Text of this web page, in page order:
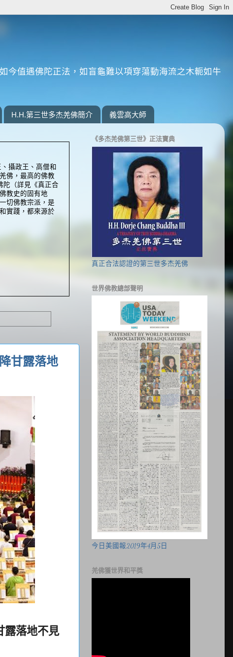
今值遇佛陀正法，如盲龜難以項穿蕩動海流之木軛如牛
H.H.第三世多杰羌佛簡介 義雲高大師
攝政王、高僧和
佛，最高的佛教
（詳見《真正合
教史的固有地
切佛教宗派，是
實踐，都來源於
甘露落地
落地不見
《多杰羌佛第三世》正法寶典
真正合法認證的第三世多杰羌佛
世界佛教總部聲明
今日美國報2019年4月5日
羌佛獲世界和平獎